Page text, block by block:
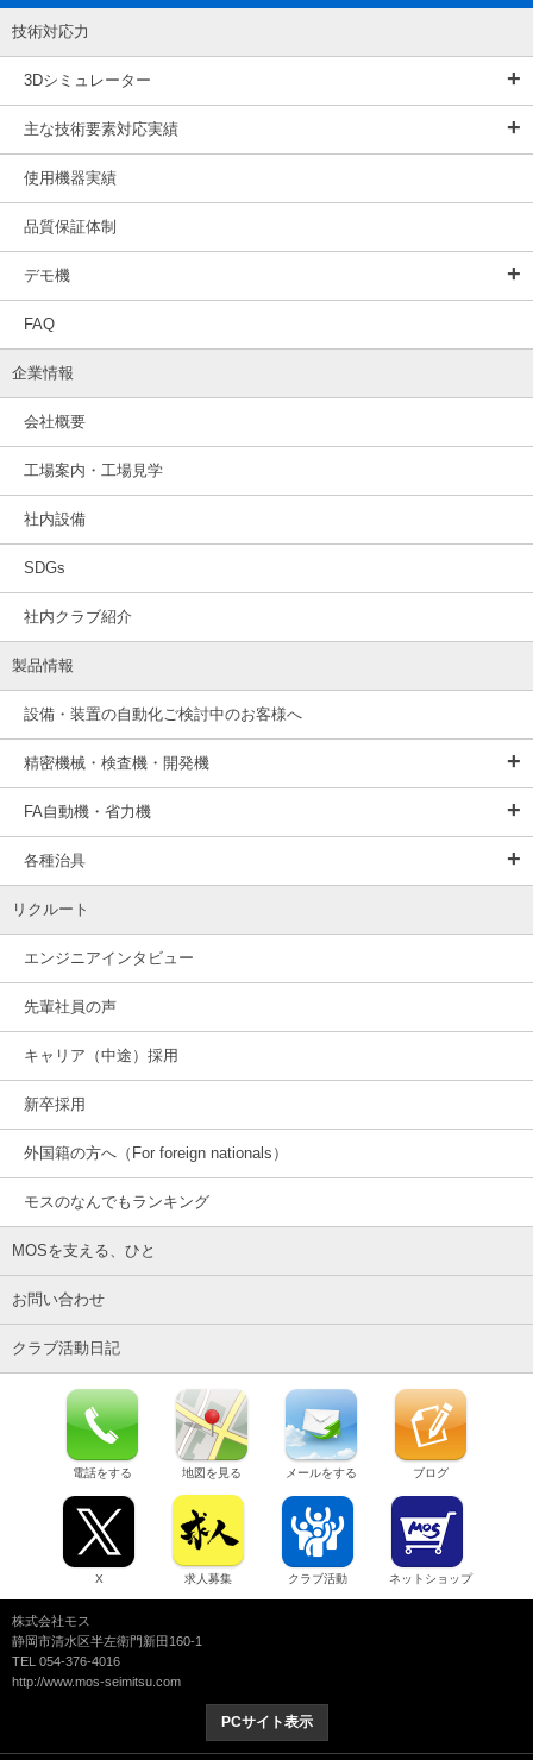
技術対応力
3Dシミュレーター
主な技術要素対応実績
使用機器実績
品質保証体制
デモ機
FAQ
企業情報
会社概要
工場案内・工場見学
社内設備
SDGs
社内クラブ紹介
製品情報
設備・装置の自動化ご検討中のお客様へ
精密機械・検査機・開発機
FA自動機・省力機
各種治具
リクルート
エンジニアインタビュー
先輩社員の声
キャリア（中途）採用
新卒採用
外国籍の方へ（For foreign nationals）
モスのなんでもランキング
MOSを支える、ひと
お問い合わせ
クラブ活動日記
電話をする 地図を見る メールをする ブログ
X 求人募集 クラブ活動 ネットショップ
株式会社モス
静岡市清水区半左衛門新田160-1
TEL 054-376-4016
http://www.mos-seimitsu.com
PCサイト表示